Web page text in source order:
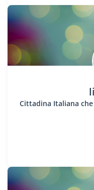
Cittadina Italiana